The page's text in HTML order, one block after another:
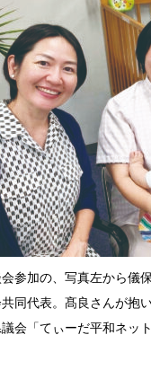
会参加の、写真左から儀
同代表。髙良さんが抱
会「てぃーだ平和ネッ